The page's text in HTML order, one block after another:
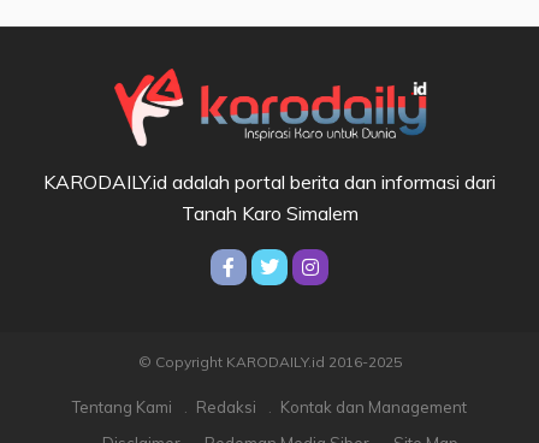
KARODAILY.id adalah portal berita dan informasi dari
Tanah Karo Simalem
© Copyright KARODAILY.id 2016-2025
Tentang Kami Redaksi
Kontak dan Management